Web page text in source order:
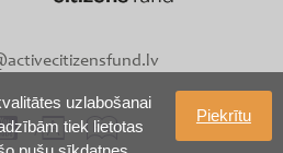
uzlabošanai
tiek lietotas
Piekrītu